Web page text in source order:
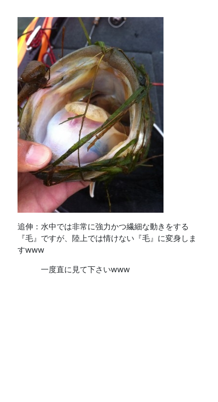
追伸：水中では非常に強力かつ繊細な動きをする
『毛』ですが、陸上では情けない『毛』に変身しま
すwww
一度直に見て下さいwww